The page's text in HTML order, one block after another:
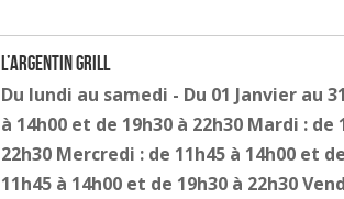
L’Argentin Grill
Du lundi au samedi - Du 01 Janvier au
à 14h00 et de 19h30 à 22h30 Mardi : de
22h30 Mercredi : de 11h45 à 14h00 et
11h45 à 14h00 et de 19h30 à 22h30